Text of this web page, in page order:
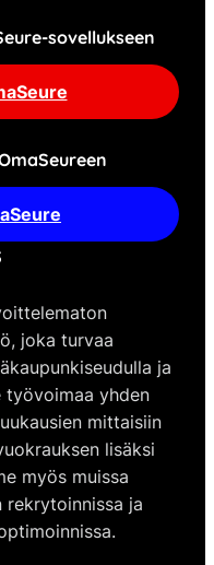
sovellukseen
joka turvaa
ja
työvoimaa yhden
mittaisiin
lisäksi
myös muissa
rekrytoinnissa ja